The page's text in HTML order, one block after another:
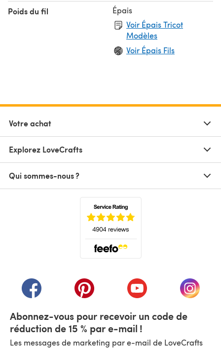
Poids du fil
Épais
Voir Épais Tricot
Modèles
Voir Épais Fils
Votre achat
Explorez LoveCrafts
Qui sommes-nous ?
(s'ouvre dans un nouvel onglet)
(s'ouvre dans un nouvel onglet)
(s'ouvre dans un(s'ouvre
Abonnez-vous pour recevoir un code de
réduction de 15 % par e-mail !
Les messages de marketing par e-mail de LoveCrafts